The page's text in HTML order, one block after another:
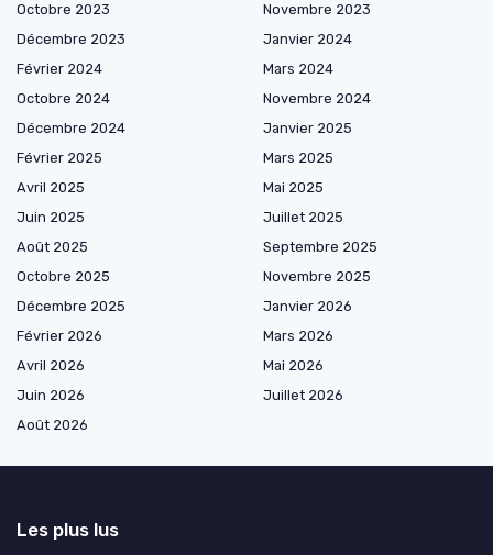
Octobre 2023
Novembre 2023
Décembre 2023
Janvier 2024
Février 2024
Mars 2024
Octobre 2024
Novembre 2024
Décembre 2024
Janvier 2025
Février 2025
Mars 2025
Avril 2025
Mai 2025
Juin 2025
Juillet 2025
Août 2025
Septembre 2025
Octobre 2025
Novembre 2025
Décembre 2025
Janvier 2026
Février 2026
Mars 2026
Avril 2026
Mai 2026
Juin 2026
Juillet 2026
Août 2026
Les plus lus